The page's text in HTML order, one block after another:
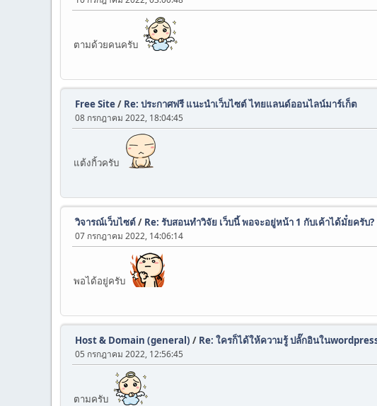
ตามด้วยคนครับ
Free Site/ Re: ประกาศฟรี แนะนำเว็บไซต์ ไทยแลนด์ออนไลน์มาร์เก็ต
08 กรกฎาคม 2022, 18:04:45
แต้งกิ้วครับ
วิจารณ์เว็บไซต์/ Re: รับสอนทำวิจัย เว็บนี้ พอจะอยู่หน้า 1 กับเค้าได้มั๋ยครับ?
07 กรกฎาคม 2022, 14:06:14
พอได้อยู่ครับ
Host & Domain (general) / Re: ใครก็ได้ให้ความรู้ ปลั๊กอินใน
05 กรกฎาคม 2022, 12:56:45
ตามครับ